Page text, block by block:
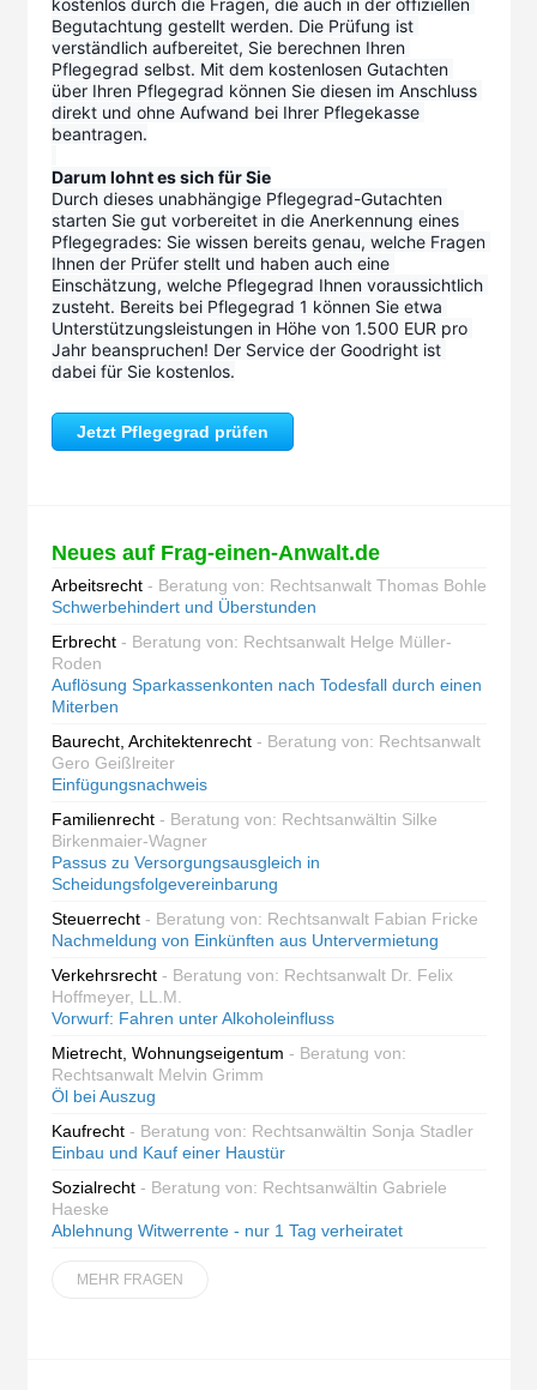
kostenlos durch die Fragen, die auch in der offiziellen
Begutachtung gestellt werden. Die Prüfung ist
verständlich aufbereitet, Sie berechnen Ihren
Pflegegrad selbst. Mit dem kostenlosen Gutachten
über Ihren Pflegegrad können Sie diesen im Anschluss
direkt und ohne Aufwand bei Ihrer Pflegekasse
beantragen.
Darum lohnt es sich für Sie
Durch dieses unabhängige Pflegegrad-Gutachten
starten Sie gut vorbereitet in die Anerkennung eines
Pflegegrades: Sie wissen bereits genau, welche Fragen
Ihnen der Prüfer stellt und haben auch eine
Einschätzung, welche Pflegegrad Ihnen voraussichtlich
zusteht. Bereits bei Pflegegrad 1 können Sie etwa
Unterstützungsleistungen in Höhe von 1.500 EUR pro
Jahr beanspruchen! Der Service der Goodright ist
dabei für Sie kostenlos.
Jetzt Pflegegrad prüfen
Neues auf Frag-einen-Anwalt.de
Arbeitsrecht - Beratung von: Rechtsanwalt Thomas Bohle
Schwerbehindert und Überstunden
Erbrecht - Beratung von: Rechtsanwalt Helge Müller-
Roden
Auflösung Sparkassenkonten nach Todesfall durch einen
Miterben
Baurecht, Architektenrecht - Beratung von: Rechtsanwalt
Gero Geißlreiter
Einfügungsnachweis
Familienrecht - Beratung von: Rechtsanwältin Silke
Birkenmaier-Wagner
Passus zu Versorgungsausgleich in
Scheidungsfolgevereinbarung
Steuerrecht - Beratung von: Rechtsanwalt Fabian Fricke
Nachmeldung von Einkünften aus Untervermietung
Verkehrsrecht - Beratung von: Rechtsanwalt Dr. Felix
Hoffmeyer, LL.M.
Vorwurf: Fahren unter Alkoholeinfluss
Mietrecht, Wohnungseigentum - Beratung von:
Rechtsanwalt Melvin Grimm
Öl bei Auszug
Kaufrecht - Beratung von: Rechtsanwältin Sonja Stadler
Einbau und Kauf einer Haustür
Sozialrecht - Beratung von: Rechtsanwältin Gabriele
Haeske
Ablehnung Witwerrente - nur 1 Tag verheiratet
MEHR FRAGEN